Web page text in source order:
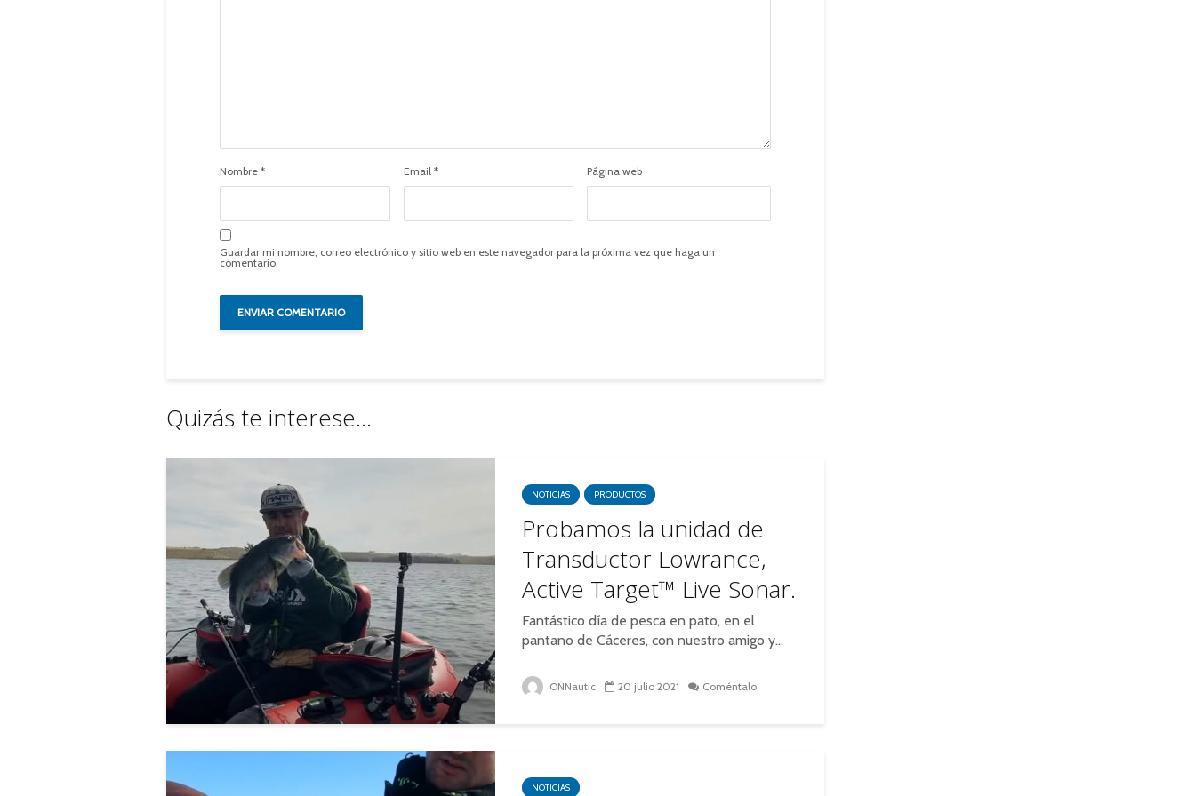
Nombre * Email* Página web
Guardar mi nombre, correo electrónico y sitio web en este navegador para la próxima vez que haga un
comentario.
Quizás te interese...
NOTICIAS PRODUCTOS
Probamos la unidad de
Transductor Lowrance,
Active Target™ Live Sonar.
Fantástico día de pesca en pato, en el
pantano de Cáceres, con nuestro amigo y...
ONNautic 20 julio 2021 Coméntalo
NOTICIAS